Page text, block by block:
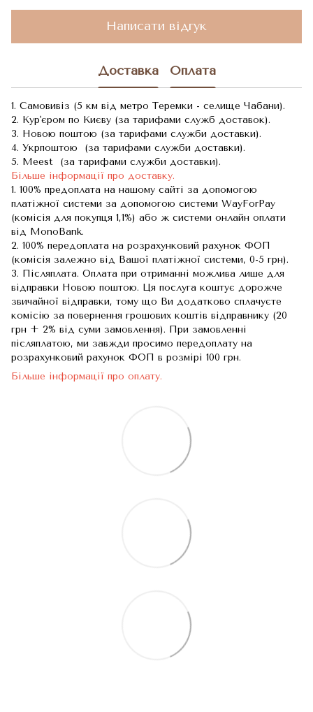
Написати відгук
Доставка Оплата
1. Самовивіз (5 км від метро Теремки - селище Чабани).
2. Кур'єром по Києву (за тарифами служб доставок).
3. Новою поштою (за тарифами служби доставки).
4. Укрпоштою (за тарифами служби доставки).
5. Meest (за тарифами служби доставки).
Більше інформації про доставку.
1. 100% предоплата на нашому сайті за допомогою
платіжної системи за допомогою системи WayForPay
(комісія для покупця 1,1%) або ж системи онлайн оплати
від MonoBank.
2. 100% передоплата на розрахунковий рахунок ФОП
(комісія залежно від Вашої платіжної системи, 0-5 грн).
3. Післяплата. Оплата при отриманні можлива лише для
відправки Новою поштою. Ця послуга коштує дорожче
звичайної відправки, тому що Ви додатково сплачуєте
комісію за повернення грошових коштів відправнику (20
грн + 2% від суми замовлення). При замовленні
післяплатою, ми завжди просимо передоплату на
розрахунковий рахунок ФОП в розмірі 100 грн.
Більше інформації про оплату.